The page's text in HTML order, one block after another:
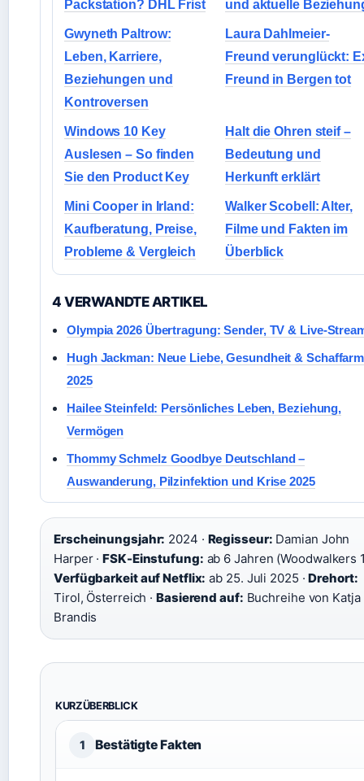
Packstation? DHL Frist
und aktuelle
Gwyneth Paltrow:
Leben, Karriere,
Beziehungen und
Kontroversen
Laura Dahlmeier-
Freund verunglückt:
Freund in Bergen tot
Windows 10 Key
Auslesen – So finden
Sie den Product Key
Halt die Ohren steif –
Bedeutung und
Herkunft erklärt
Mini Cooper in Irland:
Kaufberatung, Preise,
Probleme & Vergleich
Walker Scobell: Alter,
Filme und Fakten im
Überblick
4 VERWANDTE ARTIKEL
Olympia 2026 Übertragung: Sender, TV & Live-
Hugh Jackman: Neue Liebe, Gesundheit & Schaffarm
2025
Hailee Steinfeld: Persönliches Leben, Beziehung,
Vermögen
Thommy Schmelz Goodbye Deutschland –
Auswanderung, Pilzinfektion und Krise 2025
Erscheinungsjahr: 2024 · Regisseur: Damian John
Harper ·FSK-Einstufung: ab 6 Jahren (Woodwalkers
Verfügbarkeit auf Netflix: ab 25. Juli 2025 ·Drehort:
Tirol, Österreich ·Basierend auf: Buchreihe von Katja
Brandis
KURZÜBERBLICK
1 Bestätigte Fakten